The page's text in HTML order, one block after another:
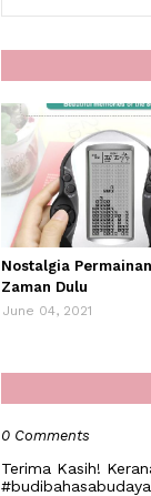
Nostalgia
Zaman Dulu
June 04, 2021
0 Comments
Terima Kasih!